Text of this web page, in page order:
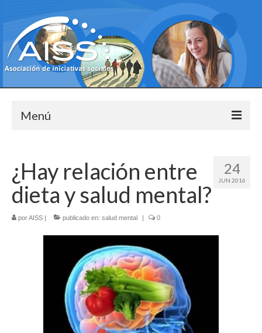
Menú
Pisos tutelados
Objetivos
¿Por qué pisos supervisados?
Nuestros pisos tutelados
Ocio y tiempo libre
Servicio de ayuda a domicilio
Otros Servicios
24
JUN 2016
¿Hay relación entre
dieta y salud mental?
porAISS | publicado en: salud mental | 0